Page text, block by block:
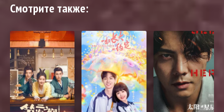
Смотрите также: